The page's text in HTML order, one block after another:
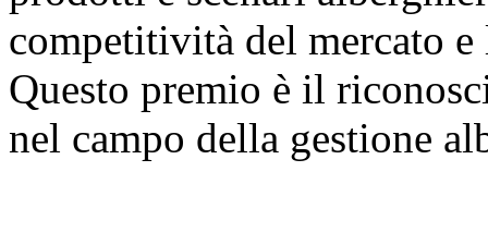
competitività del mercato
Questo premio è il
nel campo della gestione